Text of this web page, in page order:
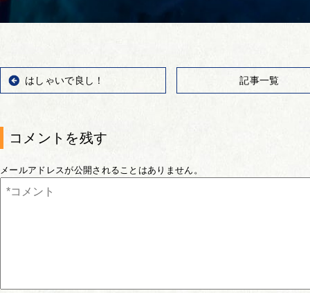
はしゃいで良し！ 記事一覧
コメントを残す
メールアドレスが公開されることはありません。